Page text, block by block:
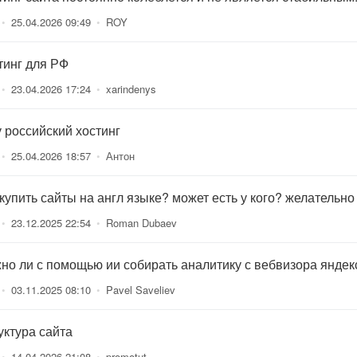
• 25.04.2026 09:49 • ROY
для РФ
• 23.04.2026 17:24 • xarindenys
хостинг
• 25.04.2026 18:57 • Антон
сайты на англ языке? может есть у кого?
• 23.12.2025 22:54 • Roman Dubaev
ли с помощью ии собирать аналитику с вебвизора
• 03.11.2025 08:10 • Pavel Saveliev
сайта